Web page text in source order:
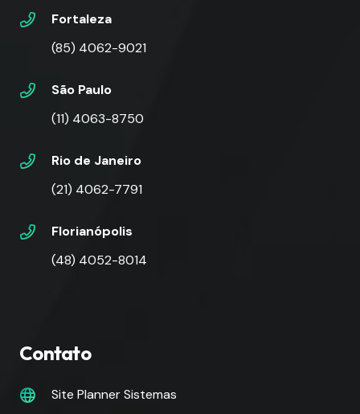
Fortaleza
(85) 4062-9021
São Paulo
(11) 4063-8750
Rio de Janeiro
(21) 4062-7791
Florianópolis
(48) 4052-8014
Contato
Site Planner Sistemas